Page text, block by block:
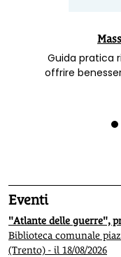
Guida pratica
Eventi
"Atlante delle guerre",
Biblioteca comunale
(Trento) - il 18/08/2026